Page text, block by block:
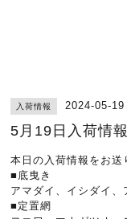
入荷情報 2024-05-19
5月19日入荷情報
本日の入荷情報をお送
■底曳き
アマダイ、イシダイ、
■定置網